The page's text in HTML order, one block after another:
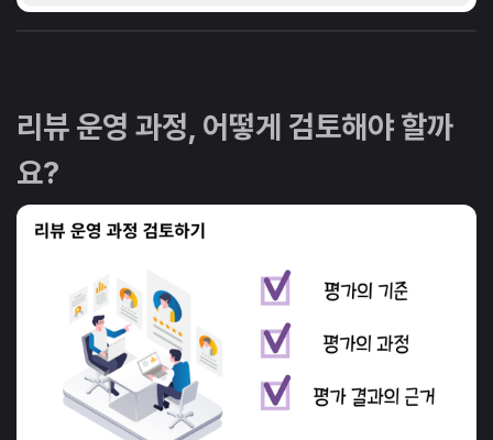
리뷰 운영 과정, 어떻게 검토해야 할까
요?